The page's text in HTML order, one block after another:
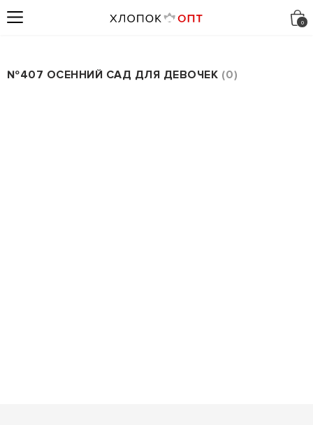
№407 ОСЕННИЙ САД ДЛЯ ДЕВОЧЕК 0